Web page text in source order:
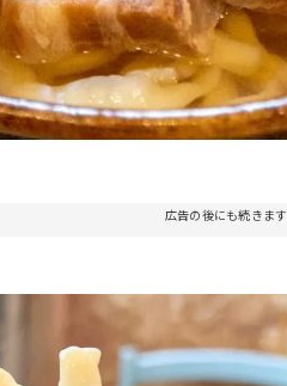
広告の後にも続きます